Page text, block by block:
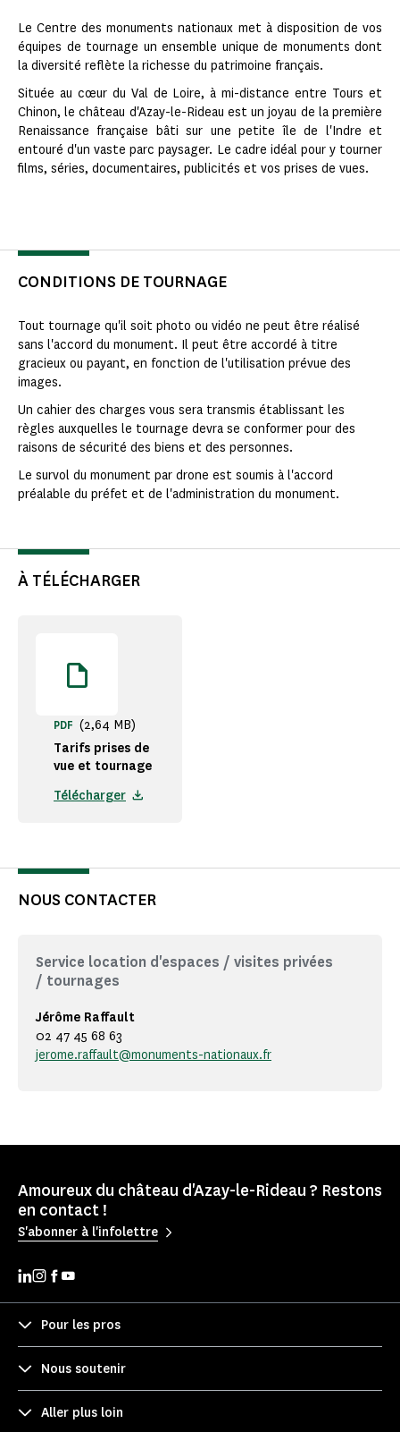
Le Centre des monuments nationaux met à disposition de vos
équipes de tournage un ensemble unique de monuments dont
la diversité reflète la richesse du patrimoine français.
Située au cœur du Val de Loire, à mi-distance entre Tours et
Chinon, le château d'Azay-le-Rideau est un joyau de la première
Renaissance française bâti sur une petite île de l'Indre et
entouré d'un vaste parc paysager. Le cadre idéal pour y tourner
films, séries, documentaires, publicités et vos prises de vues.
CONDITIONS DE TOURNAGE
Tout tournage qu'il soit photo ou vidéo ne peut être réalisé
sans l'accord du monument. Il peut être accordé à titre
gracieux ou payant, en fonction de l'utilisation prévue des
images.
Un cahier des charges vous sera transmis établissant les
règles auxquelles le tournage devra se conformer pour des
raisons de sécurité des biens et des personnes.
Le survol du monument par drone est soumis à l'accord
préalable du préfet et de l'administration du monument.
À TÉLÉCHARGER
Tarifs prises de
vue et tournage
PDF (2,64 MB)
Télécharger
NOUS CONTACTER
Service location d'espaces / visites privées
/ tournages
Jérôme Raffault
02 47 45 68 63
jerome.raffault@monuments-nationaux.fr
Amoureux du château d'Azay-le-Rideau ? Restons
en contact !
S'abonner à l'infolettre
Pour les pros
Nous soutenir
Aller plus loin